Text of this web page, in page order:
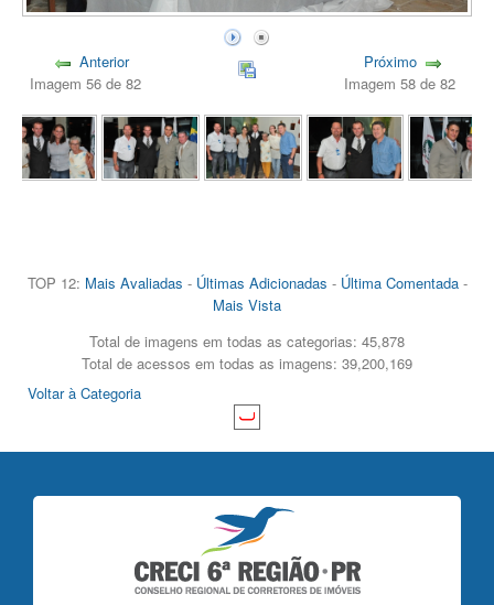
Anterior
Imagem 56 de 82
Próximo
Imagem 58 de 82
TOP 12: Mais Avaliadas - Últimas Adicionadas - Última Comentada-
Mais Vista
Total de imagens em todas as categorias: 45,878
Total de acessos em todas as imagens: 39,200,169
Voltar à Categoria